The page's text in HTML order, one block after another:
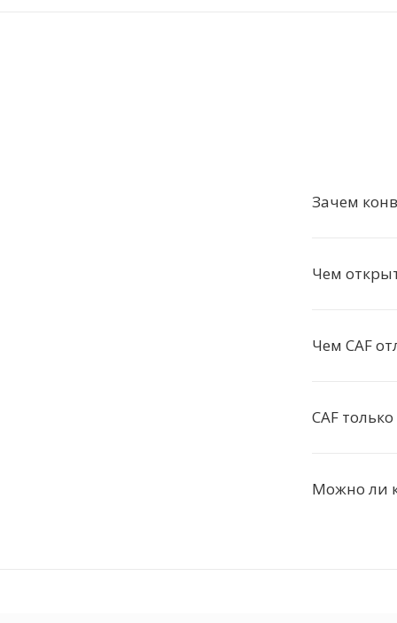
Зачем
Чем
Чем CAF
CAF
Можно ли